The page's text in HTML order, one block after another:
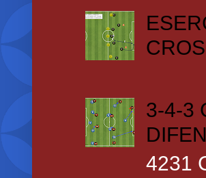
3-4-3
4231